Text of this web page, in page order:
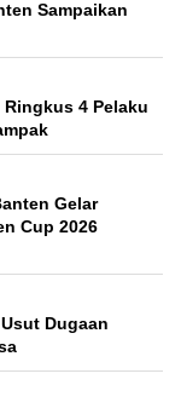
Sampaikan
4 Pelaku
Gelar
Cup 2026
Dugaan